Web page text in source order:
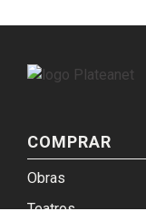
COMPRAR
Obras